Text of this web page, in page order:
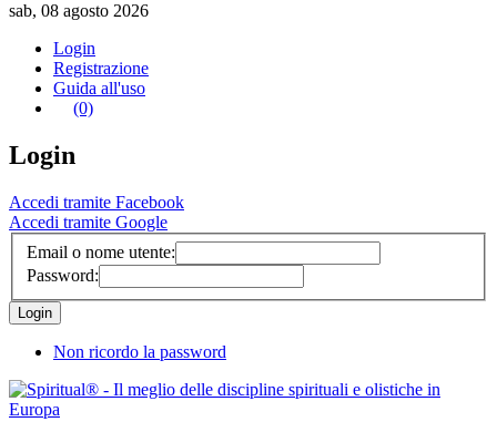
sab, 08 agosto 2026
Login
Registrazione
Guida all'uso
(0)
Login
Accedi tramite Facebook
Accedi tramite Google
Email o nome utente:
Password:
Non ricordo la password